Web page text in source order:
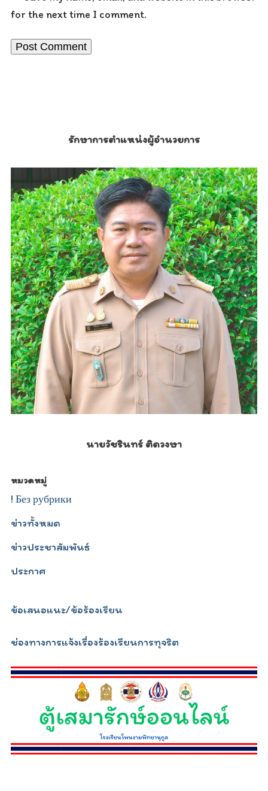
for the next time I comment.
รักษาการตำแหน่งผู้อำนวยการ
นายวัชรินทร์ ติดวงษา
หมวดหมู่
! Без рубрики
ข่าวทั้งหมด
ข่าวประชาสัมพันธ์
ประกาศ
ข้อเสนอแนะ/ข้อร้องเรียน
ช่องทางการแจ้งเรื่องร้องเรียนการทุจริต